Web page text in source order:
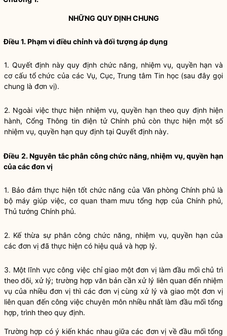
NHỮNG QUY ĐỊNH CHUNG
Điều 1. Phạm vi điều chỉnh và đối tượng áp dụng
1. Quyết định này quy định chức năng, nhiệm vụ, quyềnhạn và
cơ cấu tổ chức của các Vụ, Cục, Trung tâm Tin học (sau đây gọi
chung là đơn vị).
2. Ngoài việc thực hiện nhiệm vụ,quyền hạn theo quy định hiện
hành, Cổng Thông tin điện tử Chính phủ còn thực hiện một số
nhiệm vụ, quyền hạn quy định tại Quyết định này.
Điều 2. Nguyên tắc phân công chức năng, nhiệm vụ,quyền hạn
của các đơn vị
1. Bảo đảm thực hiện tốt chức năng của Văn phòng Chính phủ là
bộ máy giúp việc, cơ quan tham mưu tổng hợp của Chính phủ,
Thủ tướng Chính phủ.
2. Kế thừa sự phân công chức năng, nhiệm vụ, quyềnhạn của
các đơn vị đã thực hiện có hiệu quả và hợp lý.
3. Một lĩnh vực công việc chỉ giao một đơn vị làm đầu mối chủ trì
theo dõi, xử lý; trường hợp văn bản cần xử lý liên quan đến nhiệm
vụ của nhiều đơn vị thì các đơn vị cùng xử lý và giao một đơn vị
liên quan đến công việc chuyên môn nhiều nhất làm đầu mối tổng
hợp, trình theo quy định.
Trường hợp có ý kiến khác nhau giữa các đơn vị về đầu mối tổng